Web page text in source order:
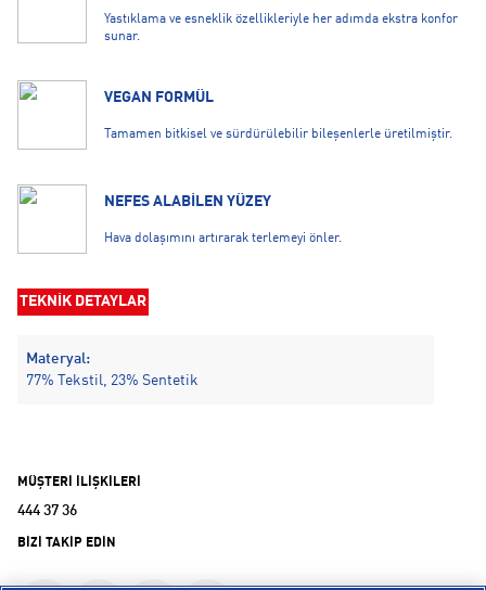
Yastıklama ve esneklik özellikleriyle her adımda ekstra konfor
sunar.
VEGAN FORMÜL
Tamamen bitkisel ve sürdürülebilir bileşenlerle üretilmiştir.
NEFES ALABİLEN YÜZEY
Hava dolaşımını artırarak terlemeyi önler.
TEKNİK DETAYLAR
Materyal:
77% Tekstil, 23% Sentetik
MÜŞTERİ İLİŞKİLERİ
444 37 36
BİZİ TAKİP EDİN